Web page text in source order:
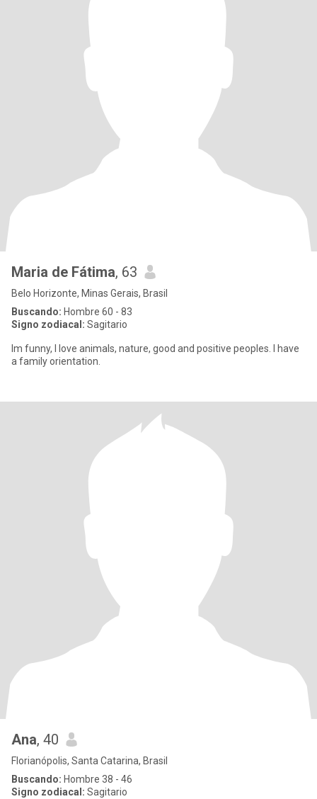
Maria de Fátima, 63
Belo Horizonte, Minas Gerais, Brasil
Buscando: Hombre 60 - 83
Signo zodiacal: Sagitario
Im funny, I love animals, nature, good and positive peoples. I have
a family orientation.
Ana, 40
Florianópolis, Santa Catarina, Brasil
Buscando: Hombre 38 - 46
Signo zodiacal: Sagitario